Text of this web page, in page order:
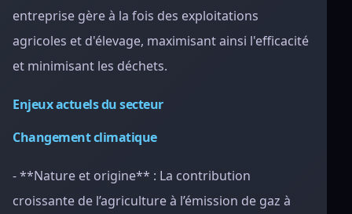
entreprise gère à la fois des exploitations
agricoles et d'élevage, maximisant ainsi l'efficacité
et minimisant les déchets.
Enjeux actuels du secteur
Changement climatique
- **Nature et origine** : La contribution
croissante de l’agriculture à l’émission de gaz à